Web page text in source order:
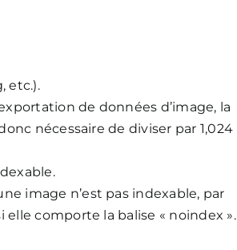
etc.).
de données d’image, la
nécessaire de diviser par 1,024
image n’est pas indexable, par
comporte la balise « noindex ».